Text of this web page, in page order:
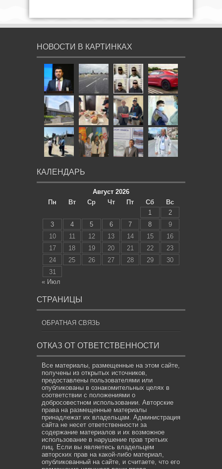
НОВОСТИ В КАРТИНКАХ
КАЛЕНДАРЬ
Август 2026
Пн
Вт Ср Чт Пт Сб
Вс
1
2
3
4 5 6 7 8
9
10
11 12 13 14 15
16
17
18 19 20 21 22
23
24
25 26 27 28 29
30
31
« Июл
СТРАНИЦЫ
ОБРАТНАЯ СВЯЗЬ
ОТКАЗ ОТ ОТВЕТСТВЕННОСТИ
Все материалы, размещенные на этом сайте,
получены из открытых источников,
предоставлены пользователями или
опубликованы в ознакомительных целях в
соответствии с положениями о
добросовестном использовании. Авторские
права на размещенные материалы
принадлежат их владельцам. Администрация
сайта не несет ответственности за
содержание материалов и их возможное
использование в нарушение прав третьих
лиц. Если вы являетесь владельцем
авторских прав на какой-либо материал,
опубликованный на сайте, и считаете, что его